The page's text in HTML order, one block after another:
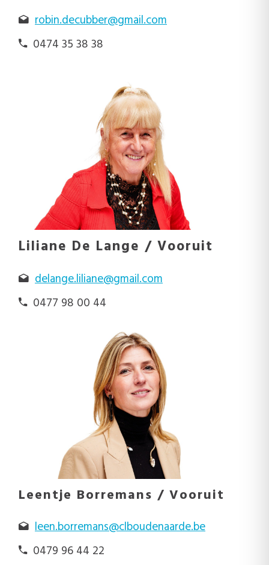
robin.decubber@gmail.com
0474 35 38 38
Liliane De Lange / Vooruit
delange.liliane@gmail.com
0477 98 00 44
Leentje Borremans / Vooruit
leen.borremans@clboudenaarde.be
0479 96 44 22